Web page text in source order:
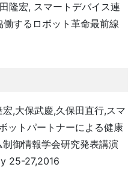
隆宏, スマートデバイス連
するロボット革命最前線
,大保武慶,久保田直行,スマ
ットパートナーによる健康
御情報学会研究発表講演
25-27,2016